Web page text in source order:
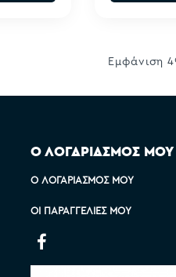
Εμφάνιση
Ο ΛΟΓΑΡΙΑΣΜΟΣ ΜΟΥ
Ο ΛΟΓΑΡΙΑΣΜΌΣ ΜΟΥ
ΟΙ ΠΑΡΑΓΓΕΛΊΕΣ ΜΟΥ